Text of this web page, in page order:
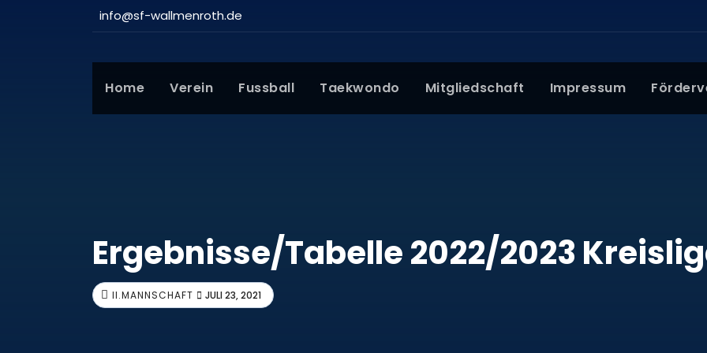
info@sf-wallmenroth.de
Home Verein Fussball Taekwondo Mitgliedschaft Impressum
Ergebnisse/Tabelle 2022/2023
II.MANNSCHAFT JULI 23, 2021